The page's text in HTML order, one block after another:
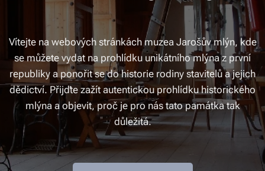
Vítejte na webových stránkách muzea Jarošův mlýn, kde
se můžete vydat na prohlídku unikátního mlýna z první
republiky a ponořit se do historie rodiny stavitelů a jejich
dědictví. Přijďte zažít autentickou prohlídku historického
mlýna a objevit, proč je pro nás tato památka tak
důležitá.